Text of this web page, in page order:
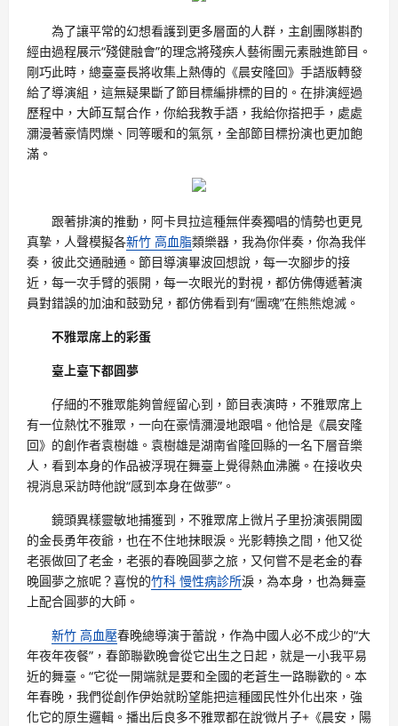
為了讓平常的幻想看護到更多層面的人群，主創團隊斟酌
經由過程展示“殘健融會”的理念將殘疾人藝術團元素融進節目。
剛巧此時，總臺臺長將收集上熱傳的《晨安隆回》手語版轉發
給了導演組，這無疑果斷了節目標編排標的目的。在排演經過
歷程中，大師互幫合作，你給我教手語，我給你搭把手，處處
瀰漫著豪情閃爍、同等暖和的氣氛，全部節目標扮演也更加飽
滿。
跟著排演的推動，阿卡貝拉這種無伴奏獨唱的情勢也更見
真摯，人聲模擬各新竹 高血脂類樂器，我為你伴奏，你為我伴
奏，彼此交通融通。節目導演畢波回想說，每一次腳步的接
近，每一次手臂的張開，每一次眼光的對視，都仿佛傳遞著演
員對錯誤的加油和鼓勁兒，都仿佛看到有“團魂”在熊熊熄滅。
不雅眾席上的彩蛋
臺上臺下都圓夢
仔細的不雅眾能夠曾經留心到，節目表演時，不雅眾席上
有一位熱忱不雅眾，一向在豪情瀰漫地跟唱。他恰是《晨安隆
回》的創作者袁樹雄。袁樹雄是湖南省隆回縣的一名下層音樂
人，看到本身的作品被浮現在舞臺上覺得熱血沸騰。在接收央
視消息采訪時他說“感到本身在做夢”。
鏡頭異樣靈敏地捕獲到，不雅眾席上微片子里扮演張開國
的金長勇年夜爺，也在不住地抹眼淚。光影轉換之間，他又從
老張做回了老金，老張的春晚圓夢之旅，又何嘗不是老金的春
晚圓夢之旅呢？喜悅的竹科 慢性病診所淚，為本身，也為舞臺
上配合圓夢的大師。
新竹 高血壓春晚總導演于蕾說，作為中國人必不成少的“大
年夜年夜餐”，春節聯歡晚會從它出生之日起，就是一小我平易
近的舞臺。“它從一開端就是要和全國的老蒼生一路聯歡的。本
年春晚，我們從創作伊始就盼望能把這種國民性外化出來，強
化它的原生邏輯。播出后良多不雅眾都在說‘微片子+《晨安，陽